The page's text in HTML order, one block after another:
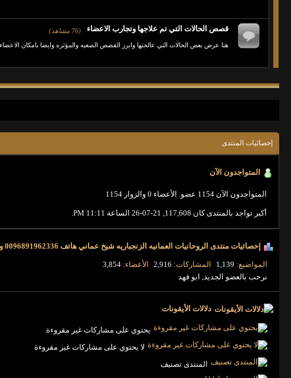
قصص الحالات التي تم علاجها وتجارب الاعضاء
(76 مشاهد)
هنا عرض بعض الحالات التي عالجتها وابرز القصص الصعبه والمؤثره وايضا بامكان
إحصائيات المنتدى
المتواجدون الآن
المتواجدون الآن 1154 عضو . الأعضاء 0 والزوار 1154
أكبر تواجد بالمنتدى كان 117,608, 21-07-26 الساعة 11:11 PM
.
إحصائيات منتدى الروحانيات العمانيه الزنجباريه شيخ عماني هاتف 0096891962336 وعلاج السحر والمس
المواضيع 1,139 المشاركات 2,916 الأعضاء 3,854
نرحب بالعضو الجديد, ابو فهد
دلالات الأيقونات
يحتوي على مشاركات غير مقروءة
لا يحتوي على مشاركات غير مقروءة
المنتدى تصنيف